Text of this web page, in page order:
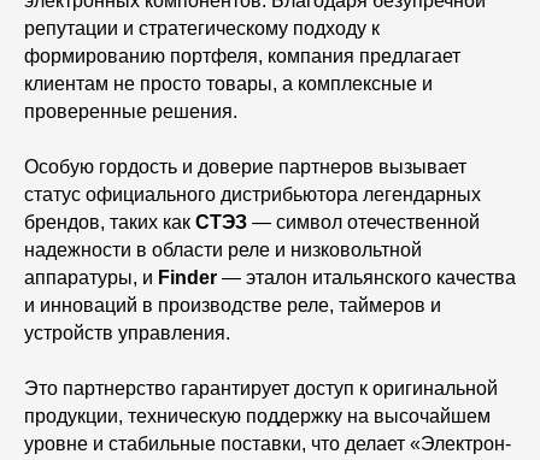
репутации и стратегическому подходу к
формированию портфеля, компания предлагает
клиентам не просто товары, а комплексные и
проверенные решения.
Особую гордость и доверие партнеров вызывает
статус официального дистрибьютора легендарных
брендов, таких как СТЭЗ — символ отечественной
надежности в области реле и низковольтной
аппаратуры, и Finder — эталон итальянского качества
и инноваций в производстве реле, таймеров и
устройств управления.
Это партнерство гарантирует доступ к оригинальной
продукции, техническую поддержку на высочайшем
уровне и стабильные поставки, что делает «Электрон-